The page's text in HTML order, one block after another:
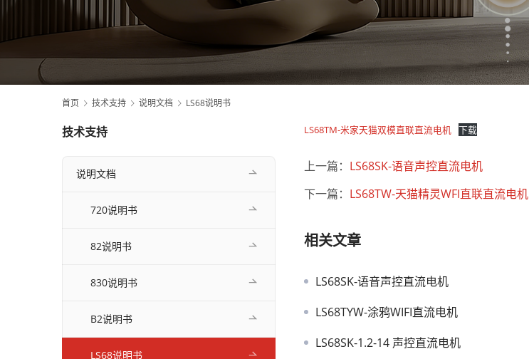
首页 技术支持 说明文档 LS68说明书
LS68TM-米家天猫双模直联直流电机 下载
上一篇： LS68SK-语音声控直流电机
下一篇： LS68TW-天猫精灵WFI直联直流电机
相关文章
LS68SK-语音声控直流电机
LS68TYW-涂鸦WIFI直流电机
LS68SK-1.2-14 声控直流电机
技术支持
说明文档
720说明书
82说明书
830说明书
B2说明书
LS68说明书